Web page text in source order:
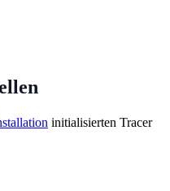
initialisierten Tracer